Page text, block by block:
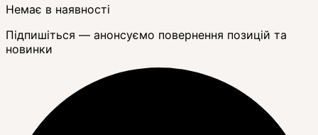
Немає в наявності
Підпишіться — анонсуємо повернення позицій та
новинки